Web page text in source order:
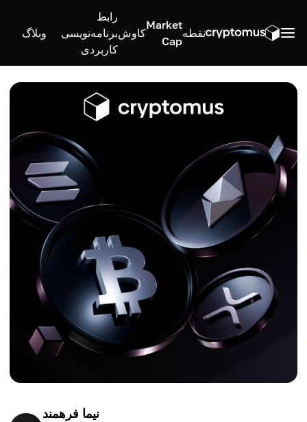
نقطه
Market
Cap
کاوش
رابط
برنامه‌نویسی
کاربردی
وبلاگ
نیما فرهمند